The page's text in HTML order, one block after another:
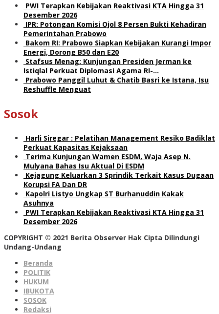
PWI Terapkan Kebijakan Reaktivasi KTA Hingga 31
Desember 2026
IPR: Potongan Komisi Ojol 8 Persen Bukti Kehadiran
Pemerintahan Prabowo
Bakom RI: Prabowo Siapkan Kebijakan Kurangi Impor
Energi, Dorong B50 dan E20
Stafsus Menag: Kunjungan Presiden Jerman ke
Istiqlal Perkuat Diplomasi Agama RI-…
Prabowo Panggil Luhut & Chatib Basri ke Istana, Isu
Reshuffle Menguat
Sosok
Harli Siregar : Pelatihan Management Resiko Badiklat
Perkuat Kapasitas Kejaksaan
Terima Kunjungan Wamen ESDM, Waja Asep N.
Mulyana Bahas Isu Aktual Di ESDM
Kejagung Keluarkan 3 Sprindik Terkait Kasus Dugaan
Korupsi FA Dan DR
Kapolri Listyo Ungkap ST Burhanuddin Kakak
Asuhnya
PWI Terapkan Kebijakan Reaktivasi KTA Hingga 31
Desember 2026
COPYRIGHT © 2021 Berita Observer Hak Cipta Dilindungi
Undang-Undang
Beranda
POLITIK
HUKUM
IBUKOTA
SOSOK
Redaksi